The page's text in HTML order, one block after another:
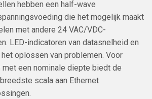
hebben een half-wave
die het mogelijk maakt
met andere 24 VAC/VDC-
LED-indicatoren van datasnelheid en
oplossen van problemen. Voor
een nominale diepte biedt de
scala aan Ethernet